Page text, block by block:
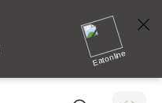
Eatonline